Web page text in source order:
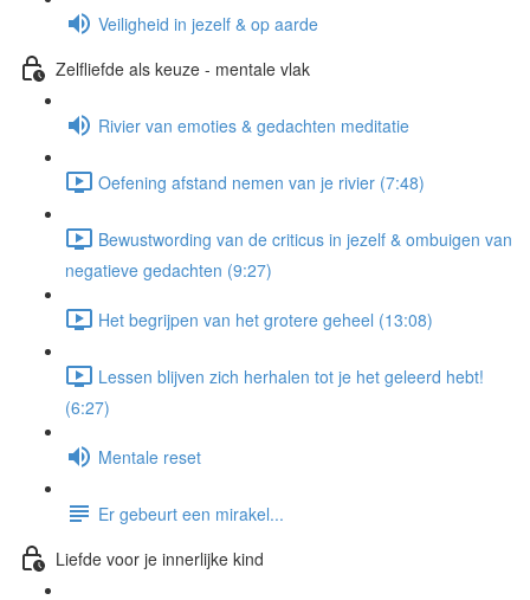
Veiligheid in jezelf & op aarde
Zelfliefde als keuze - mentale vlak
Rivier van emoties & gedachten meditatie
Oefening afstand nemen van je rivier (7:48)
Bewustwording van de criticus in jezelf & ombuigen van
negatieve gedachten (9:27)
Het begrijpen van het grotere geheel (13:08)
Lessen blijven zich herhalen tot je het geleerd hebt!
(6:27)
Mentale reset
Er gebeurt een mirakel...
Liefde voor je innerlijke kind